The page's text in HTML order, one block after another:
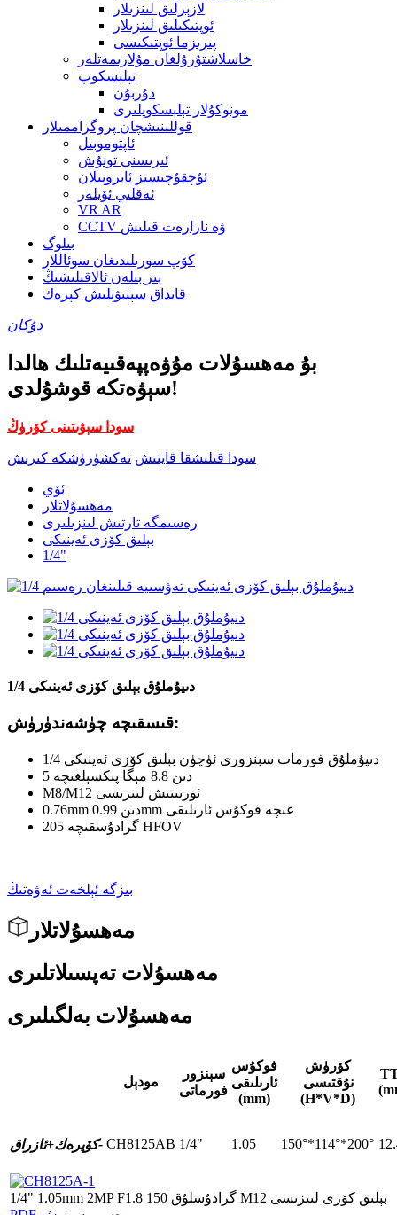
لازېرلىق لىنزىلار
ئوپتىكىلىق لىنزىلار
پىرىزما ئوپتىكىسى
خاسلاشتۇرۇلغان مۇلازىمەتلەر
تېلېسكوپ
دۇربۇن
مونوكۇلار تېلېسكوپلىرى
قوللىنىشچان پروگراممىلار
ئاپتوموبىل
ئىرىسنى تونۇش
ئۇچقۇچىسىز ئايروپىلان
ئەقلىي ئۆيلەر
VR AR
CCTV ۋە نازارەت قىلىش
بىلوگ
كۆپ سورىلىدىغان سوئاللار
بىز بىلەن ئالاقىلىشىڭ
قانداق سېتىۋېلىش كېرەك
دۇكان
بۇ مەھسۇلات مۇۋەپپەقىيەتلىك ھالدا
سېۋەتكە قوشۇلدى!
سودا سېۋىتىنى كۆرۈڭ
سودا قىلىشقا قايتىش تەكشۈرۈشكە كىرىش
ئۆي
مەھسۇلاتلار
رەسىمگە تارتىش لىنزىلىرى
بېلىق كۆزى ئەينىكى
1/4"
1/4 دىيۇملۇق بېلىق كۆزى ئەينىكى
قىسقىچە چۈشەندۈرۈش:
1/4 دىيۇملۇق فورمات سېنزورى ئۈچۈن بېلىق كۆزى ئەينىكى
5 دىن 8.8 مېگا پىكسېلغىچە
M8/M12 ئورنىتىش لىنزىسى
0.76mm دىن 0.99mm غىچە فوكۇس ئارىلىقى
205 گرادۇسقىچە HFOV
بىزگە ئېلخەت ئەۋەتىڭ
مەھسۇلاتلار
مەھسۇلات تەپسىلاتلىرى
مەھسۇلات بەلگىلىرى
مودېل
سېنزور
فورماتى
فوكۇس
ئارىلىقى
(mm)
كۆرۈش
نۇقتىسى
(H*V*D)
كۆپرەك+ئازراق- CH8125AB 1/4" 1.05 150°*114°*200°
1/4" 1.05mm 2MP F1.8 150 گرادۇسلۇق M12 بېلىق كۆزى لىنزىسى